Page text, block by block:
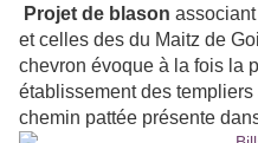
Projet de blason
et celles des du Maitz de
chevron évoque à la fois la
établissement des
chemin pattée présente